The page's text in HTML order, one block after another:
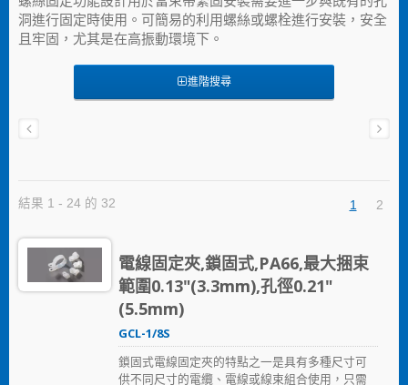
洞進行固定時使用。可簡易的利用螺絲或螺栓進行安裝，安全
且牢固，尤其是在高振動環境下。
進階搜尋
結果 1 - 24 的 32 1 2
電線固定夾,鎖固式,PA66,最大捆束
範圍0.13"(3.3mm),孔徑0.21"
(5.5mm)
GCL-1/8S
鎖固式電線固定夾的特點之一是具有多種尺寸可
供不同尺寸的電纜、電線或線束組合使用，只需